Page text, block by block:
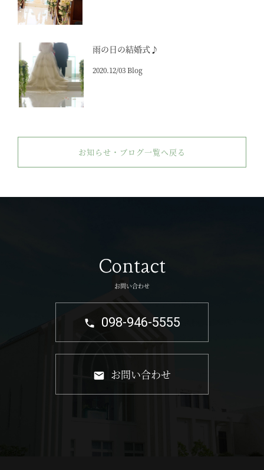
雨の日の結婚式♪
2020.12/03 Blog
お知らせ・ブログ一覧へ戻る
Contact
お問い合わせ
098-946-5555
お問い合わせ